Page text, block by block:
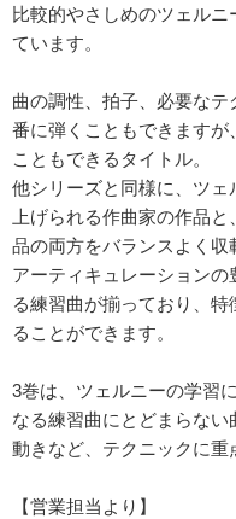
比較的やさしめのツェル
ています。
曲の調性、拍子、必要な
番に弾くこともできます
こともできるタイトル。
他シリーズと同様に、ツェ
上げられる作曲家の作品
品の両方をバランスよく収
アーティキュレーション
る練習曲が揃っており、
ることができます。
3巻は、ツェルニーの学習
なる練習曲にとどまらな
動きなど、テクニックに重
【営業担当より】